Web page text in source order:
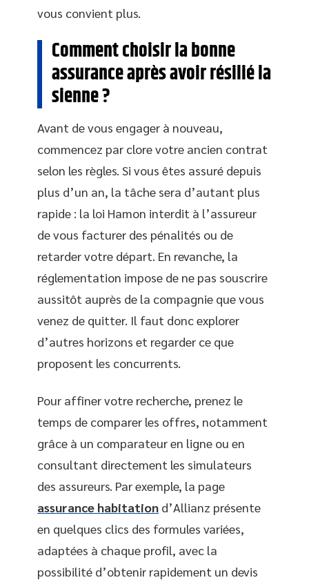
vous convient plus.
Comment choisir la bonne
assurance après avoir résilié la
sienne ?
Avant de vous engager à nouveau,
commencez par clore votre ancien contrat
selon les règles. Si vous êtes assuré depuis
plus d’un an, la tâche sera d’autant plus
rapide : la loi Hamon interdit à l’assureur
de vous facturer des pénalités ou de
retarder votre départ. En revanche, la
réglementation impose de ne pas souscrire
aussitôt auprès de la compagnie que vous
venez de quitter. Il faut donc explorer
d’autres horizons et regarder ce que
proposent les concurrents.
Pour affiner votre recherche, prenez le
temps de comparer les offres, notamment
grâce à un comparateur en ligne ou en
consultant directement les simulateurs
des assureurs. Par exemple, la page
assurance habitation d’Allianz présente
en quelques clics des formules variées,
adaptées à chaque profil, avec la
possibilité d’obtenir rapidement un devis